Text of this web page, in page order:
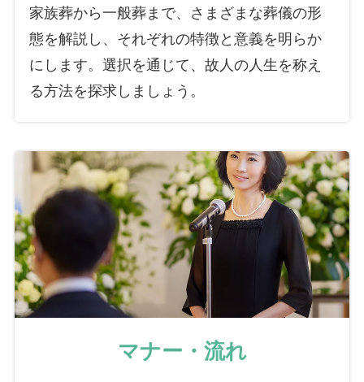
家族葬から一般葬まで、さまざまな葬儀の形
態を解説し、それぞれの特徴と意義を明らか
にします。選択を通じて、故人の人生を称え
る方法を探求しましょう。
マナー・流れ